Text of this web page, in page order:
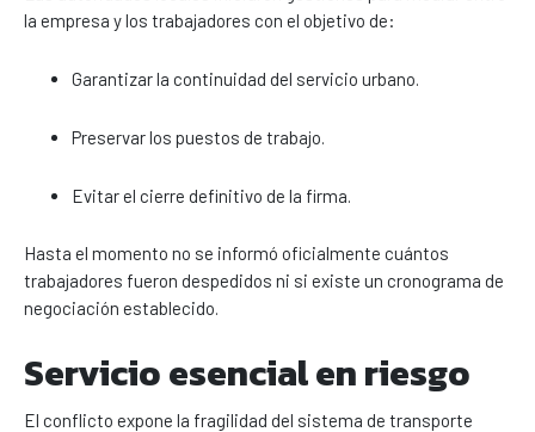
la empresa y los trabajadores con el objetivo de:
Garantizar la continuidad del servicio urbano.
Preservar los puestos de trabajo.
Evitar el cierre definitivo de la firma.
Hasta el momento no se informó oficialmente cuántos
trabajadores fueron despedidos ni si existe un cronograma de
negociación establecido.
Servicio esencial en riesgo
El conflicto expone la fragilidad del sistema de transporte